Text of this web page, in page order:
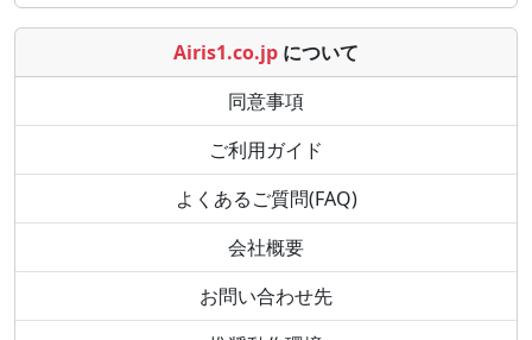
Airis1.co.jp について
同意事項
ご利用ガイド
よくあるご質問(FAQ)
会社概要
お問い合わせ先